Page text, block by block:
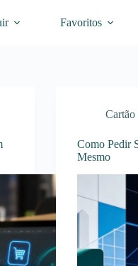
Favoritos
Cartão
Como Pedir
Mesmo